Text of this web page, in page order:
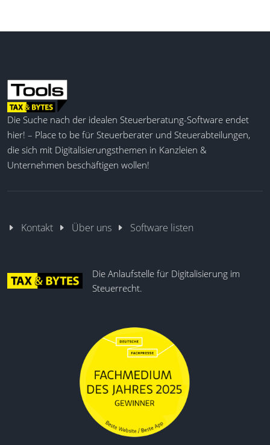
Automatisierte Workflows
Integration in Drittsysteme
Stapelsignatur
Customised Branding
Echtzeit Signaturstatus
Benachrichtigungsfunktion
Die Suche nach der idealen Steuerberatung-Software endet
hier! – Place to be für Steuerberater und Steuerabteilungen,
die sich mit Digitalisierungsthemen in Kanzleien &
Unternehmen beschäftigen wollen!
Kontakt Über uns Software listen
Die Anlaufstelle für Digitalisierung im
Steuerrecht.